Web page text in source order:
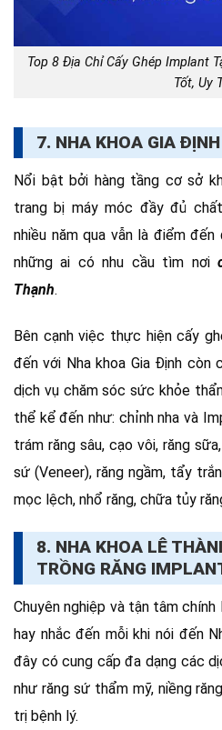
Top 8 Địa Chỉ Cấy Ghép Implant
Tốt, Uy
7. NHA KHOA GIA ĐỊNH
Nổi bật bởi hàng tầng cơ sở
trang bị máy móc đầy đủ
nhiều năm qua vẫn là điểm
những ai có nhu cầu tìm nơi
Thạnh.
Bên cạnh việc thực hiện cấy
đến với Nha khoa Gia Định còn
dịch vụ chăm sóc sức khỏe
thể kể đến như: chỉnh nha và
trám răng sâu, cạo vôi, răng
sứ (Veneer), răng ngầm, tẩy
mọc lệch, nhổ răng, chữa tủy
8. NHA KHOA LÊ
TRỒNG RĂNG
Chuyên nghiệp và tận tâm
hay nhắc đến mỗi khi nói đến
đây có cung cấp đa dạng các
như răng sứ thẩm mỹ, niềng
trị bệnh lý.